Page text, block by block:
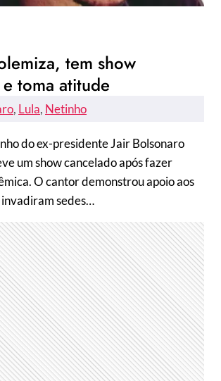
tem show
toma atitude
, Lula, Netinho
do ex-presidente Jair Bolsonaro
um show cancelado após fazer
O cantor demonstrou apoio aos
sedes…